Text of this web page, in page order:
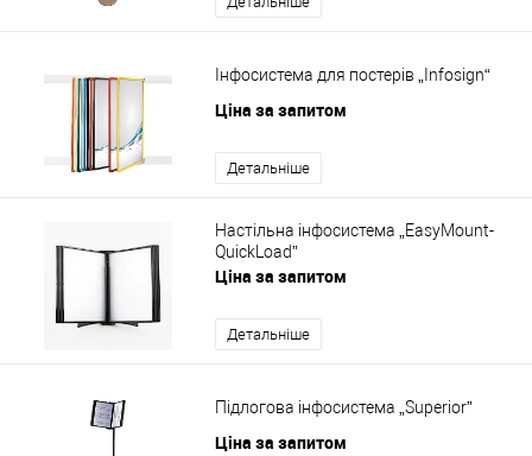
Інфосистема для постерів „Infosign“
Ціна за запитом
Детальніше
Настільна інфосистема „EasyMount-
QuickLoad”
Ціна за запитом
Детальніше
Підлогова інфосистема „Superior”
Ціна за запитом